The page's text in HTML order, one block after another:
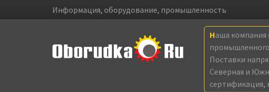
Информация, оборудование, промышленность
Наша
Поставки
Северная и
сертификация,